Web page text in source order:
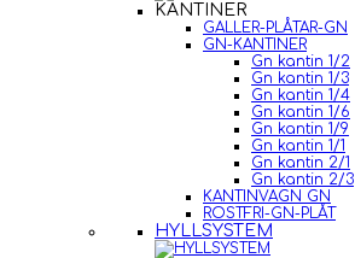
KANTINER
GALLER-PLÅTAR-GN
GN-KANTINER
Gn kantin 1/2
Gn kantin 1/3
Gn kantin 1/4
Gn kantin 1/6
Gn kantin 1/9
Gn kantin 1/1
Gn kantin 2/1
Gn kantin 2/3
KANTINVAGN GN
ROSTFRI-GN-PLÅT
HYLLSYSTEM